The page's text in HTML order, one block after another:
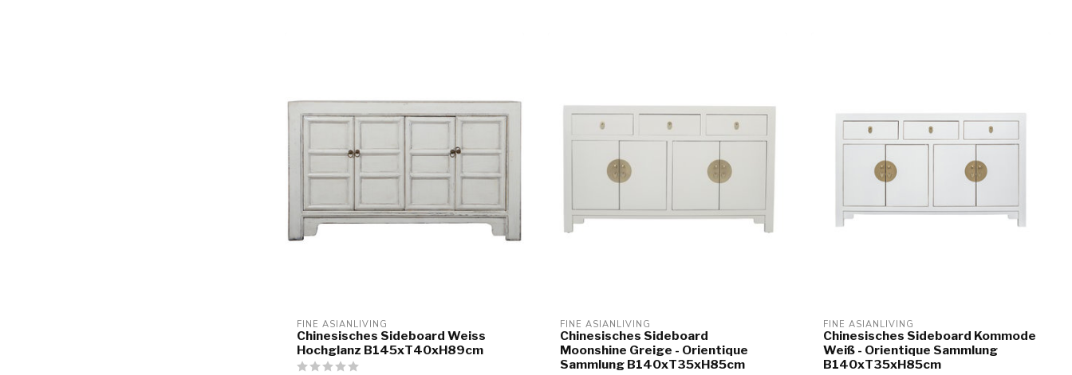
FINE ASIANLIVING
Chinesisches Sideboard Weiss
Hochglanz B145xT40xH89cm
FINE ASIANLIVING
Chinesisches Sideboard
Moonshine Greige - Orientique
Sammlung B140xT35xH85cm
FINE ASIANLIVING
Chinesisches Sideboard Kommode
Weiß - Orientique Sammlung
B140xT35xH85cm